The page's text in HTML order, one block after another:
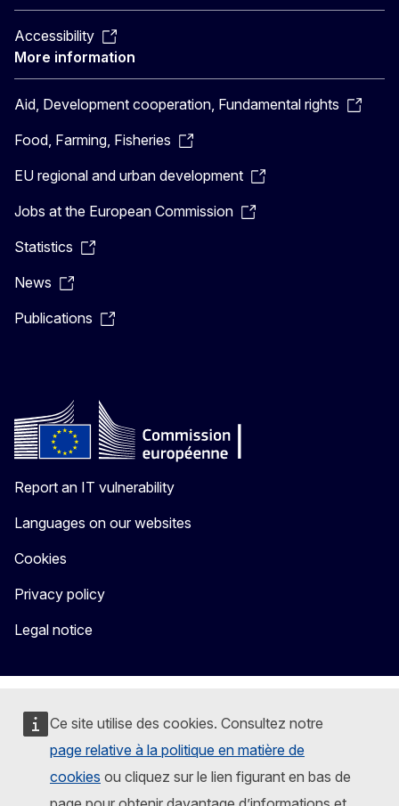
Ce site utilise des cookies. Consultez notre
page relative à la politique en matière de
cookies ou cliquez sur le lien figurant en bas de
Accessibility
More information
Aid, Development cooperation, Fundamental rights
Food, Farming, Fisheries
EU regional and urban development
Jobs at the European Commission
Statistics
News
Publications
Report an IT vulnerability
Languages on our websites
Cookies
Privacy policy
Legal notice